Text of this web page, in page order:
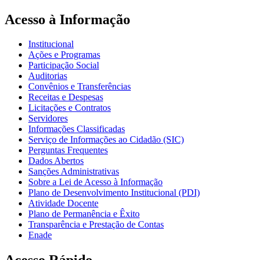
Acesso à Informação
Institucional
Ações e Programas
Participação Social
Auditorias
Convênios e Transferências
Receitas e Despesas
Licitações e Contratos
Servidores
Informações Classificadas
Serviço de Informações ao Cidadão (SIC)
Perguntas Frequentes
Dados Abertos
Sanções Administrativas
Sobre a Lei de Acesso à Informação
Plano de Desenvolvimento Institucional (PDI)
Atividade Docente
Plano de Permanência e Êxito
Transparência e Prestação de Contas
Enade